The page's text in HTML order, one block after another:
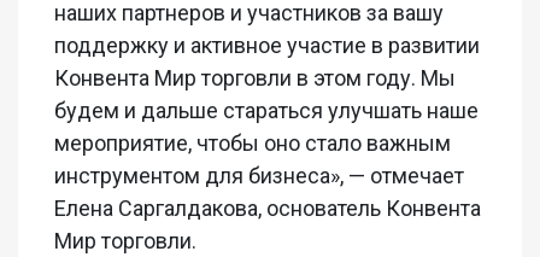
наших партнеров и участников за вашу
поддержку и активное участие в развитии
Конвента Мир торговли в этом году. Мы
будем и дальше стараться улучшать наше
мероприятие, чтобы оно стало важным
инструментом для бизнеса», — отмечает
Елена Саргалдакова, основатель Конвента
Мир торговли.